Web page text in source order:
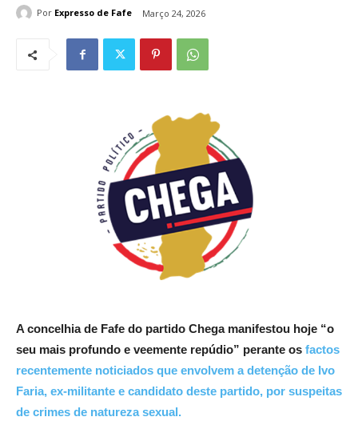
Por Expresso de Fafe Março 24, 2026
A concelhia de Fafe do partido Chega manifestou hoje “o
seu mais profundo e veemente repúdio” perante os factos
recentemente noticiados que envolvem a detenção de Ivo
Faria, ex-militante e candidato deste partido, por suspeitas
de crimes de natureza sexual.